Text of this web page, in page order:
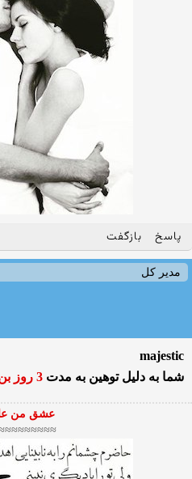
پاسخ بازگفت
مدیر کل
majestic
شما به دلیل توهین به مدت
عشق من